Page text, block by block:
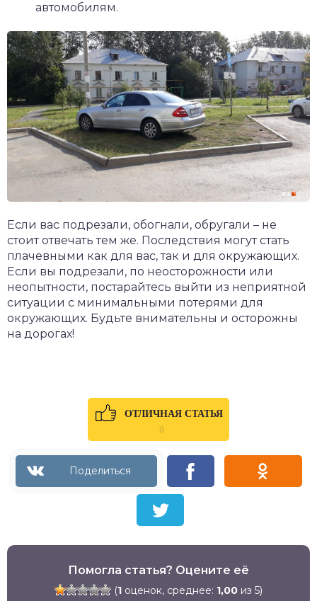
автомобилям.
Если вас подрезали, обогнали, обругали – не
стоит отвечать тем же. Последствия могут стать
плачевными как для вас, так и для окружающих.
Если вы подрезали, по неосторожности или
неопытности, постарайтесь выйти из неприятной
ситуации с минимальными потерями для
окружающих. Будьте внимательны и осторожны
на дорогах!
ОТЛИЧНАЯ СТАТЬЯ
0
Помогла статья? Оцените её
(1 оценок, среднее: 1,00 из 5)